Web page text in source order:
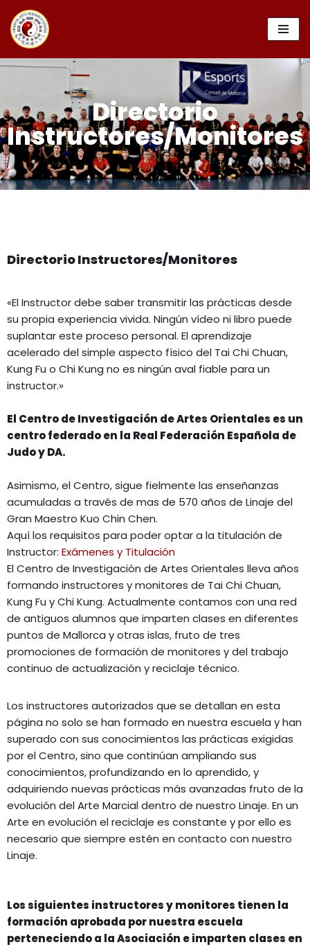
Saltar
contenido
Directorio
Instructores/Monitores
Directorio Instructores/Monitores
«El Instructor debe saber transmitir las prácticas desde
su propia experiencia vivida. Ningún vídeo ni libro puede
suplantar este proceso personal. El aprendizaje
acelerado del simple aspecto físico del Tai Chi Chuan,
Kung Fu o Chi Kung no es ningún aval fiable para un
instructor.»
El Centro de Investigación de Artes Orientales es un
centro federado en la Real Federación Española de
Judo y DA.
Asimismo, el Centro, sigue fielmente las enseñanzas
acumuladas a través de mas de 570 años de Linaje del
Gran Maestro Kuo Chin Chen.
Aquí los requisitos para poder optar a la titulación de
Instructor: Exámenes y Titulación
El Centro de Investigación de Artes Orientales lleva años
formando instructores y monitores de Tai Chi Chuan,
Kung Fu y Chi Kung. Actualmente contamos con una red
de antiguos alumnos que imparten clases en diferentes
puntos de Mallorca y otras islas, fruto de tres
promociones de formación de monitores y del trabajo
continuo de actualización y reciclaje técnico.
Los instructores autorizados que se detallan en esta
página no solo se han formado en nuestra escuela y han
superado con sus conocimientos las prácticas exigidas
por el Centro, sino que continúan ampliando sus
conocimientos, profundizando en lo aprendido, y
adquiriendo nuevas prácticas más avanzadas fruto de la
evolución del Arte Marcial dentro de nuestro Linaje. En un
Arte en evolución el reciclaje es constante y por ello es
necesario que siempre estén en contacto con nuestro
Linaje.
Los siguientes instructores y monitores tienen la
formación aprobada por nuestra escuela
perteneciendo a la Asociación e imparten clases en